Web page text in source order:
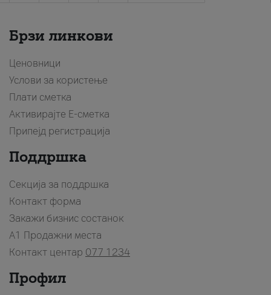
Брзи линкови
Ценовници
Услови за користење
Плати сметка
Активирајте Е-сметка
Припејд регистрација
Поддршка
Секција за поддршка
Контакт форма
Закажи бизнис состанок
A1 Продажни места
Контакт центар 077 1234
Профил